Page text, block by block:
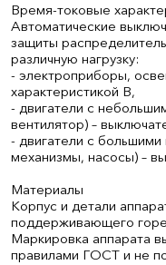
Время-токовые
Автоматические
защиты
различную нагрузку:
- электроприборы,
характеристикой В,
- двигатели с
вентилятор) –
- двигатели с
механизмы, насосы) –
Материалы
Корпус и детали
поддерживающего
Маркировка аппарата
правилами ГОСТ и не